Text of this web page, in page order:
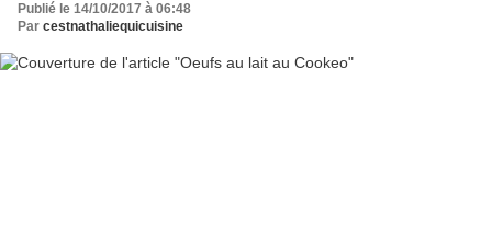
Publié le 14/10/2017 à 06:48
Par cestnathaliequicuisine